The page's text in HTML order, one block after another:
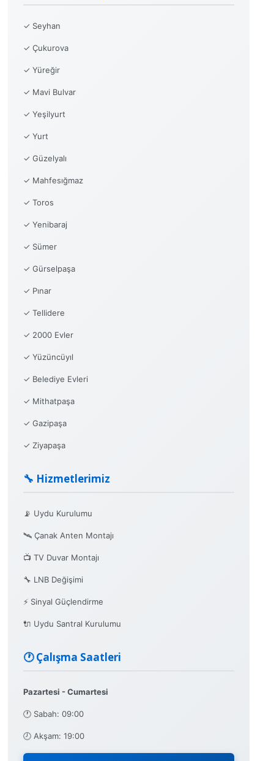
✓ Seyhan
✓ Çukurova
✓ Yüreğir
✓ Mavi Bulvar
✓ Yeşilyurt
✓ Yurt
✓ Güzelyalı
✓ Mahfesığmaz
✓ Toros
✓ Yenibaraj
✓ Sümer
✓ Gürselpaşa
✓ Pınar
✓ Tellidere
✓ 2000 Evler
✓ Yüzüncüyıl
✓ Belediye Evleri
✓ Mithatpaşa
✓ Gazipaşa
✓ Ziyapaşa
🔧 Hizmetlerimiz
📡 Uydu Kurulumu
🛰️ Çanak Anten Montajı
📺 TV Duvar Montajı
🔧 LNB Değişimi
⚡ Sinyal Güçlendirme
🔌 Uydu Santral Kurulumu
🕐 Çalışma Saatleri
Pazartesi - Cumartesi
🕐 Sabah: 09:00
🕗 Akşam: 19:00